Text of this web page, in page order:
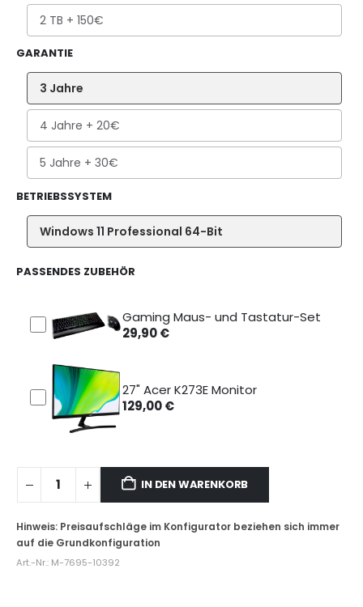
2 TB + 150€
GARANTIE
3 Jahre
4 Jahre + 20€
5 Jahre + 30€
BETRIEBSSYSTEM
Windows 11 Professional 64-Bit
PASSENDES ZUBEHÖR
Gaming Maus- und Tastatur-Set
29,90€
27" Acer K273E Monitor
129,00€
IN DEN WARENKORB
Art.-Nr.: M-7695-10392